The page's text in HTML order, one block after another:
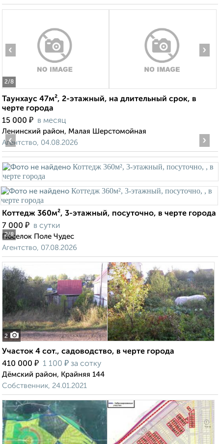
2/8
‹ ›
Таунхаус 47м², 2-этажный, на длительный срок, в
черте города
15 000 ₽ в месяц
Ленинский район, Малая Шерстомойная
Агентство, 04.08.2026
2/8
‹ ›
Коттедж 360м², 3-этажный, посуточно, в черте города
7 000 ₽ в сутки
Поселок Поле Чудес
Агентство, 07.08.2026
2
Участок 4 сот., садоводство, в черте города
410 000 ₽ 1 100 ₽ за сотку
Дёмский район, Крайняя 144
Собственник, 24.01.2021